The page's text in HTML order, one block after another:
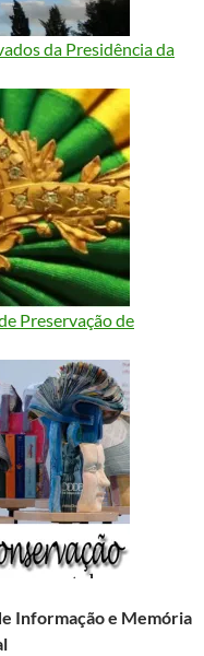
da Presidência da
Preservação de
Informação e Memória